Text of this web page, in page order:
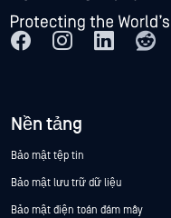
Nền tảng
Bảo mật tệp tin
Bảo mật lưu trữ dữ liệu
Bảo mật điện toán đám mây